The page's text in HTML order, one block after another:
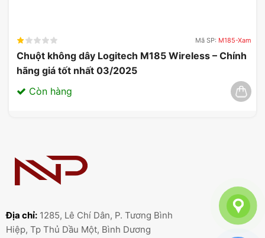
Mã SP: M185-Xam
Chuột không dây Logitech M185 Wireless – Chính
hãng giá tốt nhất 03/2025
Còn hàng
Địa chỉ: 1285, Lê Chí Dân, P. Tương Bình
Hiệp, Tp Thủ Dầu Một, Bình Dương